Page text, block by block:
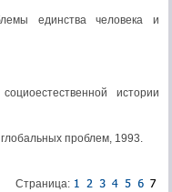
единства человека и
истории
проблем, 1993.
Страница: